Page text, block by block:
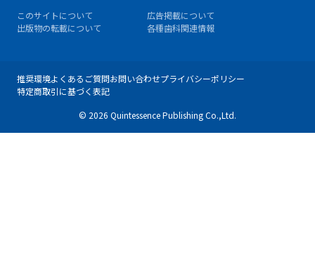
このサイトについて
広告掲載について
出版物の転載について
各種歯科関連情報
推奨環境よくあるご質問お問い合わせプライバシーポリシー
特定商取引に基づく表記
© 2026 Quintessence Publishing Co.,Ltd.